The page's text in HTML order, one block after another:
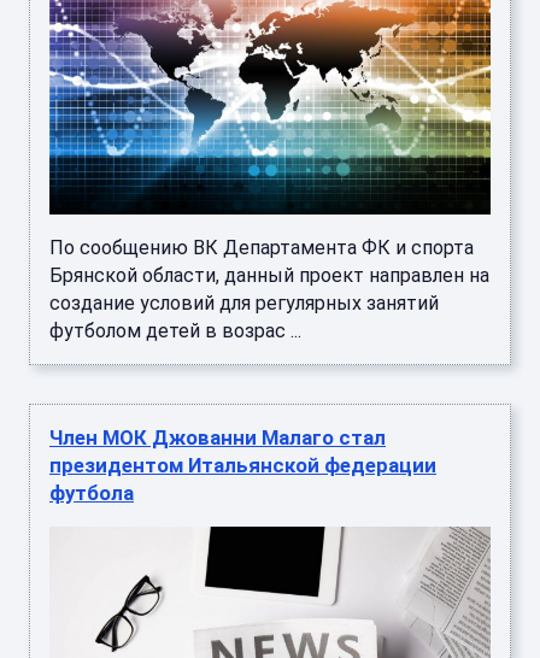
По сообщению ВК Департамента ФК и спорта
Брянской области, данный проект направлен на
создание условий для регулярных занятий
футболом детей в возрас ...
Член МОК Джованни Малаго стал
президентом Итальянской федерации
футбола